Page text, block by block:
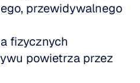
przewidywalnego
fizycznych
powietrza przez